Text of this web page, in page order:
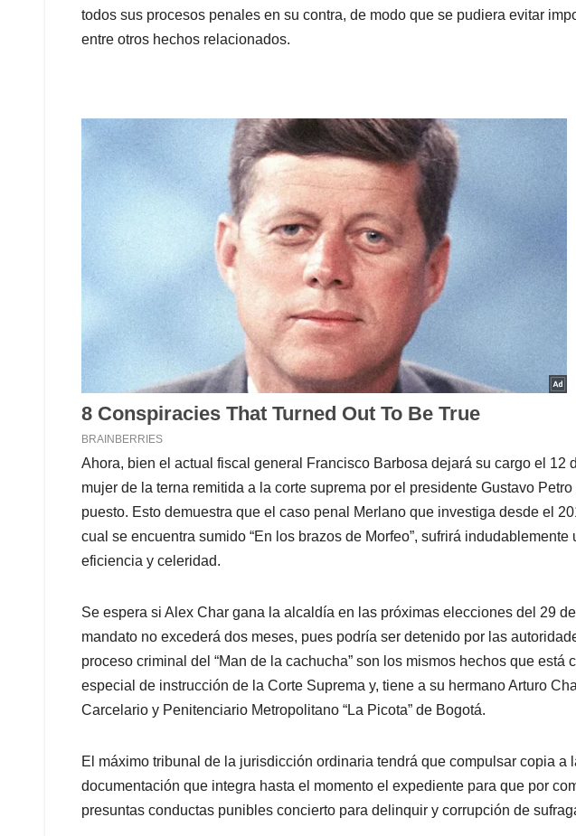
todos sus procesos penales en su contra, de modo que se pudiera evitar
entre otros hechos relacionados.
Ahora, bien el actual fiscal general Francisco Barbosa dejará su cargo el 12
mujer de la terna remitida a la corte suprema por el presidente Gustavo
puesto. Esto demuestra que el caso penal Merlano que investiga desde el
cual se encuentra sumido “En los brazos de Morfeo”, sufrirá
eficiencia y celeridad.
Se espera si Alex Char gana la alcaldía en las próximas elecciones del 29
mandato no excederá dos meses, pues podría ser detenido por las
proceso criminal del “Man de la cachucha” son los mismos hechos que está
especial de instrucción de la Corte Suprema y, tiene a su hermano Arturo
Carcelario y Penitenciario Metropolitano “La Picota” de Bogotá.
El máximo tribunal de la jurisdicción ordinaria tendrá que compulsar copia a
documentación que integra hasta el momento el expediente para que por
presuntas conductas punibles concierto para delinquir y corrupción de